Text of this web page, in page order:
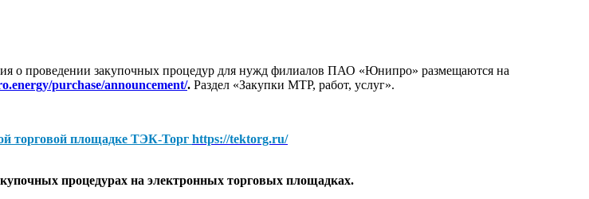
о проведении закупочных процедур для нужд филиалов ПАО «Юнипро» размещаются на
purchase/announcement/. Раздел «Закупки МТР, работ, услуг».
торговой площадке ТЭК-Торг https://tektorg.ru/
процедурах на электронных торговых площадках.